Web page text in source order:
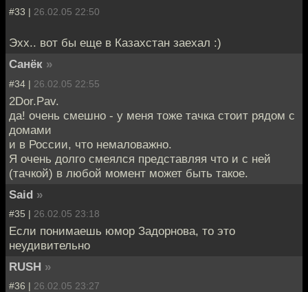
#33 | 26.02.05 22:50
Эхх.. вот бы еще в Казахстан заехал :)
Санёк »
#34 | 26.02.05 22:55
2Dor.Pav.
да! очень смешно - у меня тоже тачка стоит рядом с
домами
и в России, что немаловажно.
Я очень долго смеялся представляя что и с ней
(тачкой) в любой момент может быть такое.
Said »
#35 | 26.02.05 23:18
Если понимаешь юмор Задорнова, то это
неудивительно
RUSH »
#36 | 26.02.05 23:27